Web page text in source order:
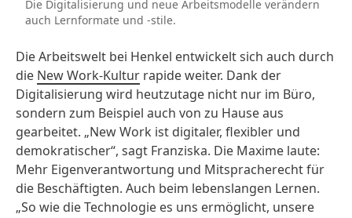
Die Digitalisierung und neue Arbeitsmodelle verändern
auch Lernformate und -stile.
Die Arbeitswelt bei Henkel entwickelt sich auch durch
die New Work-Kultur rapide weiter. Dank der
Digitalisierung wird heutzutage nicht nur im Büro,
sondern zum Beispiel auch von zu Hause aus
gearbeitet. „New Work ist digitaler, flexibler und
demokratischer“, sagt Franziska. Die Maxime laute:
Mehr Eigenverantwortung und Mitspracherecht für
die Beschäftigten. Auch beim lebenslangen Lernen.
„So wie die Technologie es uns ermöglicht, unsere